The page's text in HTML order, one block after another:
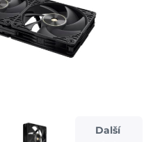
Další